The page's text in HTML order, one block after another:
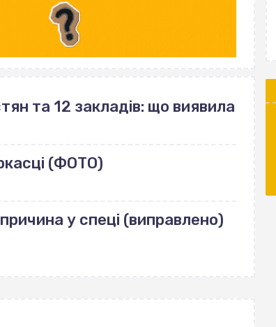
та 12 закладів: що виявила
(ФОТО)
у спеці (виправлено)